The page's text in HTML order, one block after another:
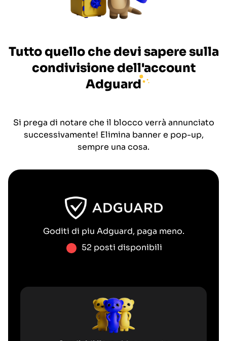
Tutto quello che devi sapere sulla
condivisione dell'account
Adguard
Si prega di notare che il blocco verrà annunciato
successivamente! Elimina banner e pop-up,
sempre una cosa.
Goditi di piu Adguard, paga meno.
52 posti disponibili